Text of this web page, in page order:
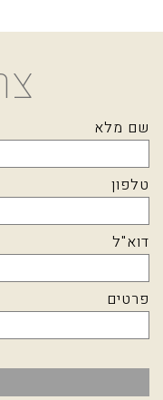
שם מלא
טלפון
דוא"ל
פרטים